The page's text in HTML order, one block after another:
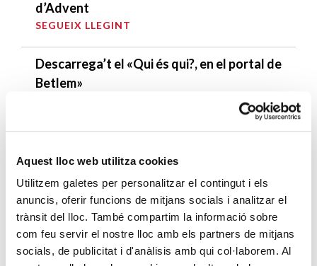
Aquest lloc web utilitza cookies
Utilitzem galetes per personalitzar el contingut i els
anuncis, oferir funcions de mitjans socials i analitzar el
trànsit del lloc. També compartim la informació sobre
com feu servir el nostre lloc amb els partners de mitjans
socials, de publicitat i d'anàlisis amb qui col·laborem. Al
d’Advent
SEGUEIX LLEGINT
Descarrega’t el «Qui és qui?, en el portal de
Betlem»
del COVID-19
ENTRADES RELACIONADES
Recerca sobre famílies en situació de